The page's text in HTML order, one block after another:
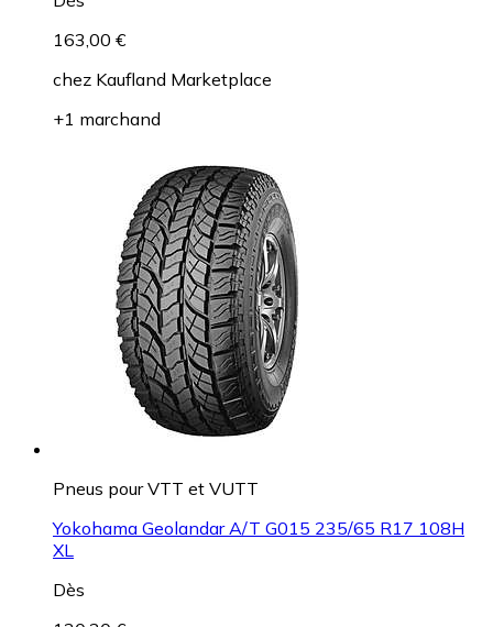
163,00 €
chez Kaufland Marketplace
+1 marchand
Pneus pour VTT et VUTT
Yokohama Geolandar A/T G015 235/65 R17 108H
XL
Dès